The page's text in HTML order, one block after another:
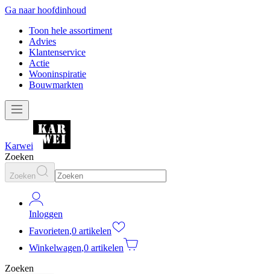
Ga naar hoofdinhoud
Toon hele assortiment
Advies
Klantenservice
Actie
Wooninspiratie
Bouwmarkten
Karwei
Zoeken
Zoeken
Inloggen
Favorieten,0 artikelen
Winkelwagen,0 artikelen
Zoeken